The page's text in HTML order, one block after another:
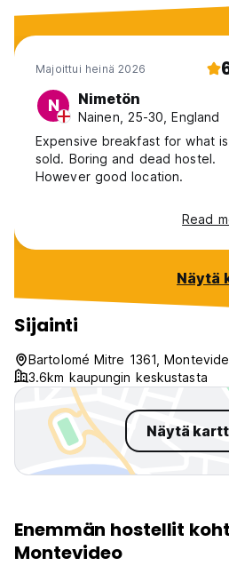
Majoittui heinä 2026
N Nimetön
Nainen, 25-30, England
Expensive breakfast for what is
sold. Boring and dead hostel.
However good location.
Read
Näytä
Sijainti
Bartolomé Mitre 1361,
3.6km kaupungin keskustasta
Näytä
Enemmän hostellit
Montevideo